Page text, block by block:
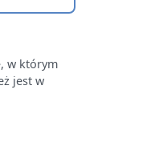
w którym
jest w